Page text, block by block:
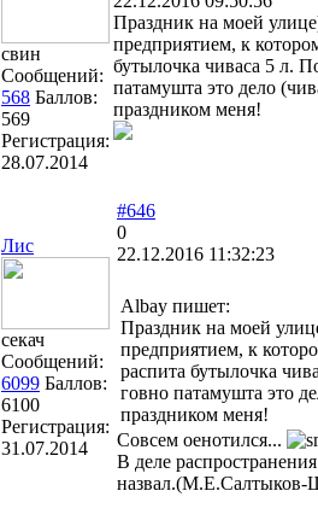
свин
Сообщений:
568 Баллов:
569
Регистрация:
28.07.2014
Праздник на моей
предприятием, к
бутылочка чиваса 5 л.
патамушта это дело
праздником меня!
Лис
секач
Сообщений:
6099 Баллов:
6100
Регистрация:
31.07.2014
#646
0
22.12.2016 11:32:23
Albay пишет:
Праздник на моей
предприятием, к
распита бутылочка
говно патамушта это
праздником меня!
Совсем оенотился...
В деле
назвал.(М.Е.Салтыков-